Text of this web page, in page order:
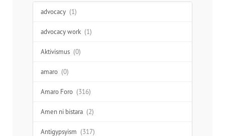
advocacy (1)
advocacy work (1)
Aktivismus (0)
amaro (0)
Amaro Foro (316)
Amen ni bistara (2)
Antigypsyism (317)